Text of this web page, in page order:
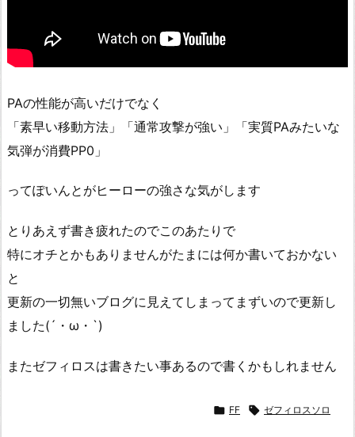
PAの性能が高いだけでなく
「素早い移動方法」「通常攻撃が強い」「実質PAみたいな
気弾が消費PP0」
ってぽいんとがヒーローの強さな気がします
とりあえず書き疲れたのでこのあたりで
特にオチとかもありませんがたまには何か書いておかない
と
更新の一切無いブログに見えてしまってまずいので更新し
ました(´・ω・`)
またゼフィロスは書きたい事あるので書くかもしれません
 FF  ゼフィロスソロ